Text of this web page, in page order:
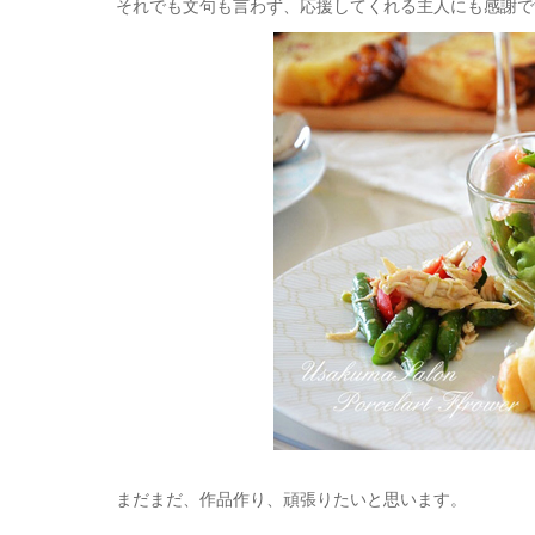
それでも文句も言わず、応援してくれる主人にも感謝
まだまだ、作品作り、頑張りたいと思います。